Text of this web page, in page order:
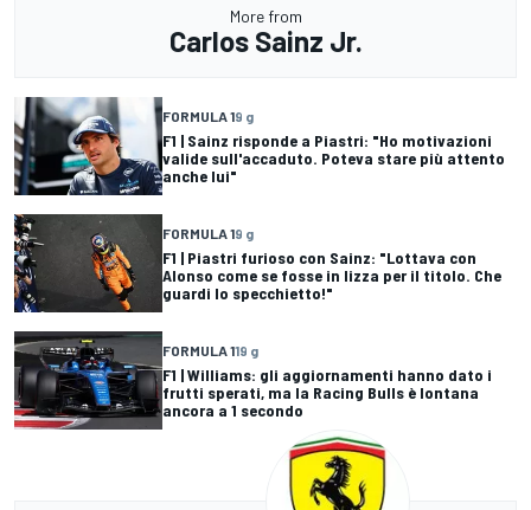
More from
Carlos Sainz Jr.
FORMULA 19 g
F1 | Sainz risponde a Piastri: "Ho motivazioni
valide sull'accaduto. Poteva stare più attento
anche lui"
FORMULA 19 g
F1 | Piastri furioso con Sainz: "Lottava con
Alonso come se fosse in lizza per il titolo. Che
guardi lo specchietto!"
FORMULA 119 g
F1 | Williams: gli aggiornamenti hanno dato i
frutti sperati, ma la Racing Bulls è lontana
ancora a 1 secondo